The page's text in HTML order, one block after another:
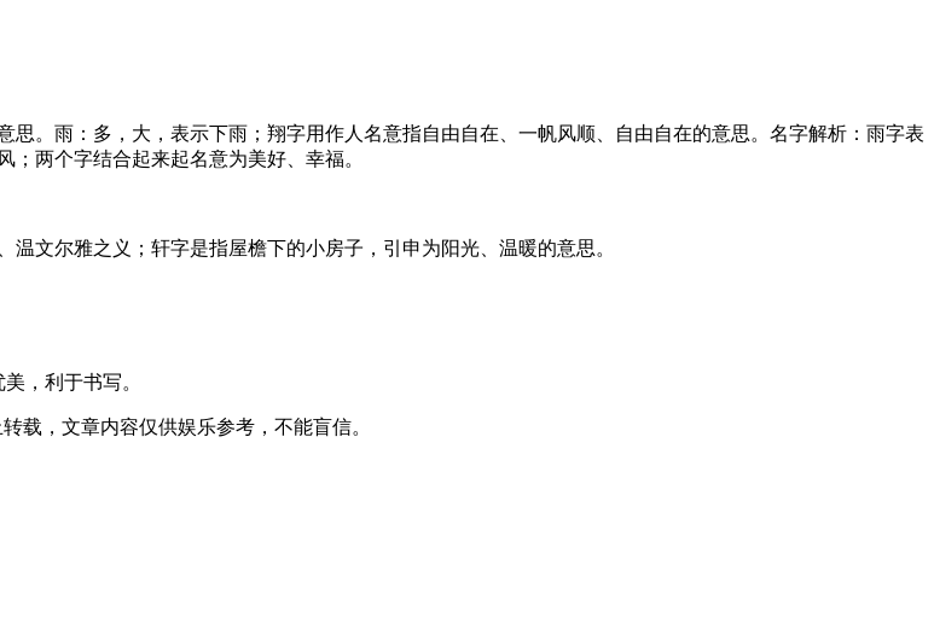
。雨：多，大，表示下雨；翔字用作人名意指自由自在、一帆风顺、自由自在的意思。名字解析：雨字表
两个字结合起来起名意为美好、幸福。
文尔雅之义；轩字是指屋檐下的小房子，引申为阳光、温暖的意思。
，利于书写。
载，文章内容仅供娱乐参考，不能盲信。